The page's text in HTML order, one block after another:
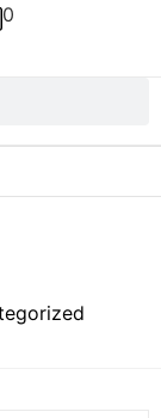
0